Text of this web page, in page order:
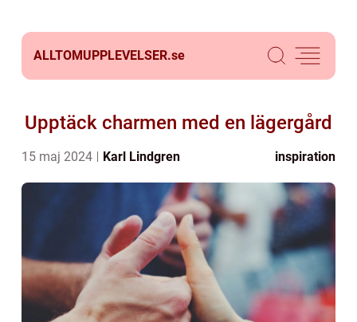
ALLTOMUPPLEVELSER.se
Upptäck charmen med en lägergård
15 maj 2024 Karl Lindgren inspiration